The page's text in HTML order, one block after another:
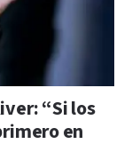
“Si los
en